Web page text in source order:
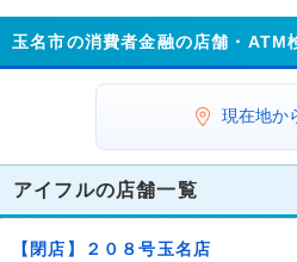
玉名市の消費者金融の店舗・ATM
現在地か
アイフルの店舗一覧
【閉店】２０８号玉名店